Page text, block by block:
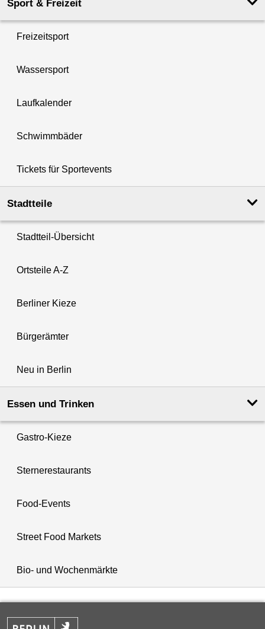
Sport & Freizeit
Freizeitsport
Wassersport
Laufkalender
Schwimmbäder
Tickets für Sportevents
Stadtteile
Stadtteil-Übersicht
Ortsteile A-Z
Berliner Kieze
Bürgerämter
Neu in Berlin
Essen und Trinken
Gastro-Kieze
Sternerestaurants
Food-Events
Street Food Markets
Bio- und Wochenmärkte